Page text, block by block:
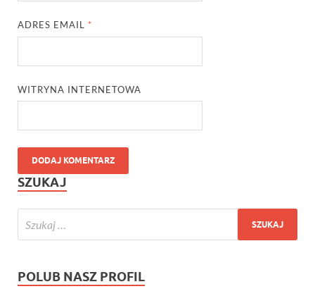
ADRES EMAIL *
WITRYNA INTERNETOWA
SZUKAJ
POLUB NASZ PROFIL